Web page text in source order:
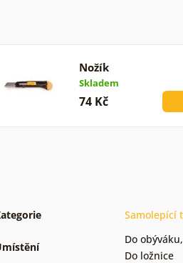
Nožík
Skladem
74 Kč
Samolepící
Do obýváku,
Do ložnice